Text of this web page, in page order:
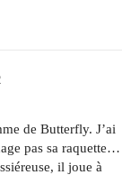
de Butterfly. J’ai
pas sa raquette…
il joue à